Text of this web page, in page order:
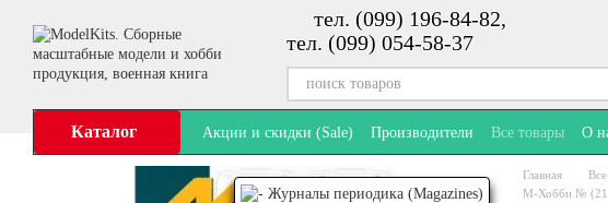
тел. (099) 196-84-82,
тел. (099) 054-58-37
Каталог Акции и скидки (Sale) Производители Все товары О
Главная
М-Хобби №